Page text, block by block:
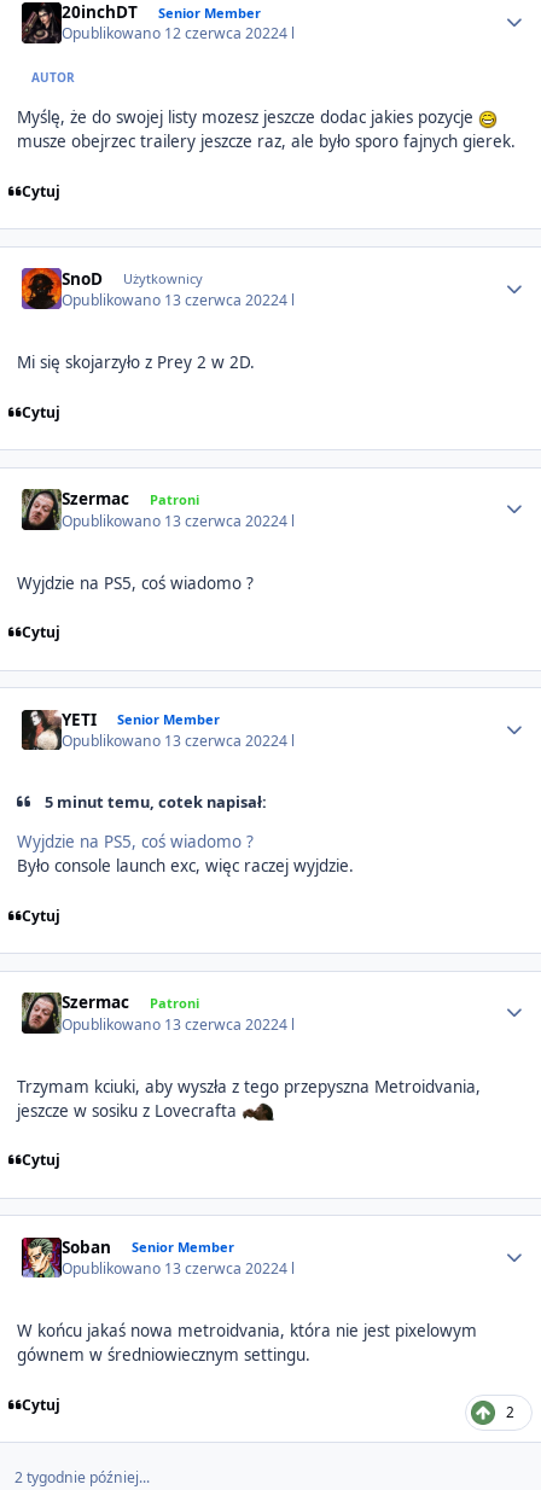
20inchDT Senior Member
Opublikowano 12 czerwca 20224 l
AUTOR
Myślę, że do swojej listy mozesz jeszcze dodac jakies pozycje
musze obejrzec trailery jeszcze raz, ale było sporo fajnych gierek.
Cytuj
SnoD Użytkownicy
Opublikowano 13 czerwca 20224 l
Mi się skojarzyło z Prey 2 w 2D.
Cytuj
Szermac Patroni
Opublikowano 13 czerwca 20224 l
Wyjdzie na PS5, coś wiadomo ?
Cytuj
YETI Senior Member
Opublikowano 13 czerwca 20224 l
5 minut temu, cotek napisał:
Wyjdzie na PS5, coś wiadomo ?
Było console launch exc, więc raczej wyjdzie.
Cytuj
Szermac Patroni
Opublikowano 13 czerwca 20224 l
Trzymam kciuki, aby wyszła z tego przepyszna Metroidvania,
jeszcze w sosiku z Lovecrafta
Cytuj
Soban Senior Member
Opublikowano 13 czerwca 20224 l
W końcu jakaś nowa metroidvania, która nie jest pixelowym
gównem w średniowiecznym settingu.
Cytuj 2
2 tygodnie później...